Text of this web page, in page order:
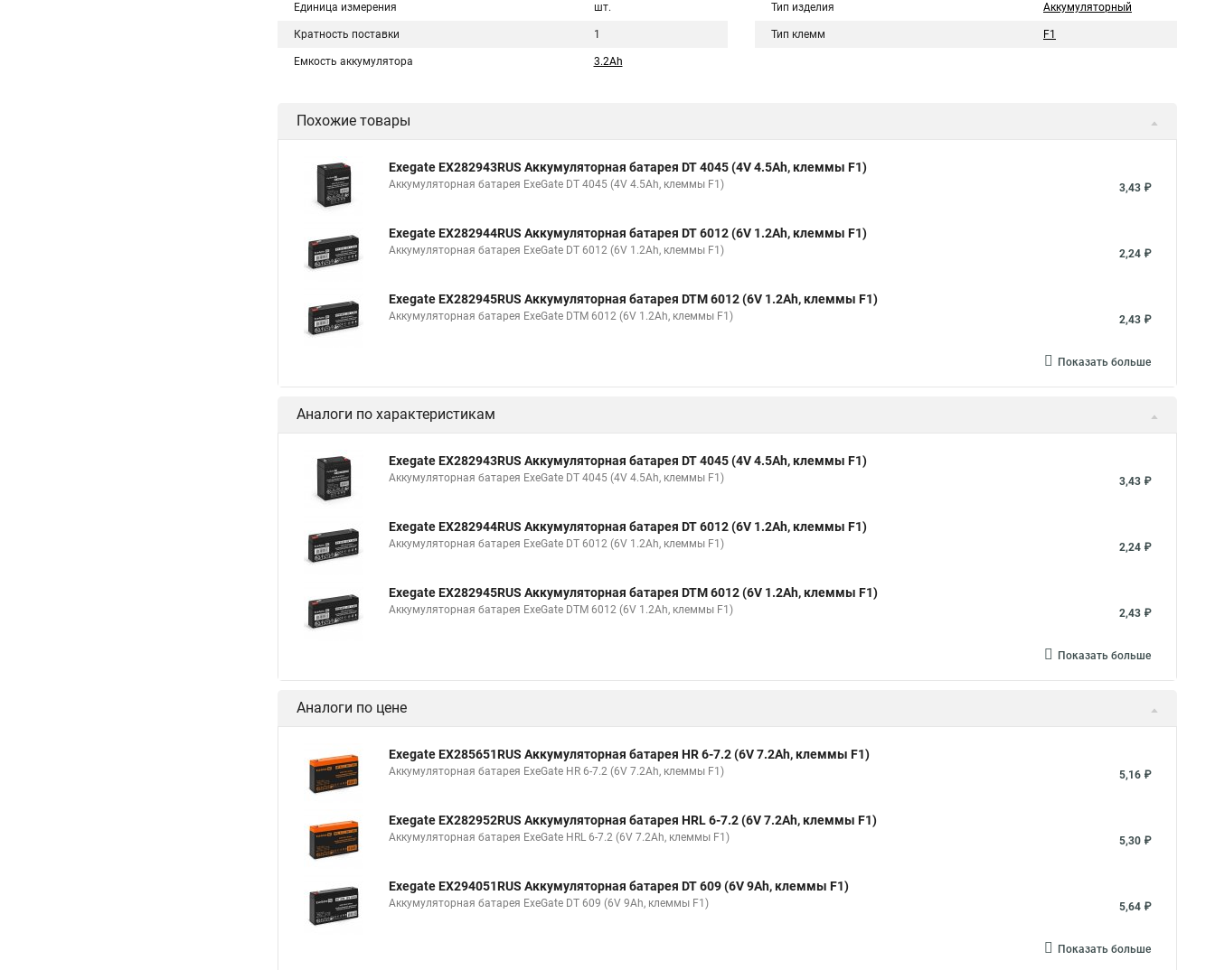
Единица измерения шт.
Кратность поставки 1
Емкость аккумулятора 3.2Ah
Тип изделия Аккумуляторный
Тип клемм F1
Похожие товары
Exegate EX282943RUS Аккумуляторная батарея DT 4045 (4V 4.5Ah, клеммы F1)
Аккумуляторная батарея ExeGate DT 4045 (4V 4.5Ah, клеммы F1) 3,43 ₽
Exegate EX282944RUS Аккумуляторная батарея DT 6012 (6V 1.2Ah, клеммы F1)
Аккумуляторная батарея ExeGate DT 6012 (6V 1.2Ah, клеммы F1) 2,24 ₽
Exegate EX282945RUS Аккумуляторная батарея DTM 6012 (6V 1.2Ah, клеммы F1)
Аккумуляторная батарея ExeGate DTM 6012 (6V 1.2Ah, клеммы F1) 2,43 ₽
Показать больше
Аналоги по характеристикам
Exegate EX282943RUS Аккумуляторная батарея DT 4045 (4V 4.5Ah, клеммы F1)
Аккумуляторная батарея ExeGate DT 4045 (4V 4.5Ah, клеммы F1) 3,43 ₽
Exegate EX282944RUS Аккумуляторная батарея DT 6012 (6V 1.2Ah, клеммы F1)
Аккумуляторная батарея ExeGate DT 6012 (6V 1.2Ah, клеммы F1) 2,24 ₽
Exegate EX282945RUS Аккумуляторная батарея DTM 6012 (6V 1.2Ah, клеммы F1)
Аккумуляторная батарея ExeGate DTM 6012 (6V 1.2Ah, клеммы F1) 2,43 ₽
Показать больше
Аналоги по цене
Exegate EX285651RUS Аккумуляторная батарея HR 6-7.2 (6V 7.2Ah, клеммы F1)
Аккумуляторная батарея ExeGate HR 6-7.2 (6V 7.2Ah, клеммы F1) 5,16 ₽
Exegate EX282952RUS Аккумуляторная батарея HRL 6-7.2 (6V 7.2Ah, клеммы F1)
Аккумуляторная батарея ExeGate HRL 6-7.2 (6V 7.2Ah, клеммы F1) 5,30 ₽
Exegate EX294051RUS Аккумуляторная батарея DT 609 (6V 9Ah, клеммы F1)
Аккумуляторная батарея ExeGate DT 609 (6V 9Ah, клеммы F1) 5,64 ₽
Показать больше